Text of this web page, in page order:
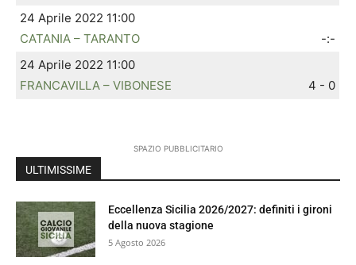
24 Aprile 2022 11:00
CATANIA – TARANTO
-:-
24 Aprile 2022 11:00
FRANCAVILLA – VIBONESE
4 - 0
SPAZIO PUBBLICITARIO
ULTIMISSIME
Eccellenza Sicilia 2026/2027: definiti i gironi
della nuova stagione
5 Agosto 2026